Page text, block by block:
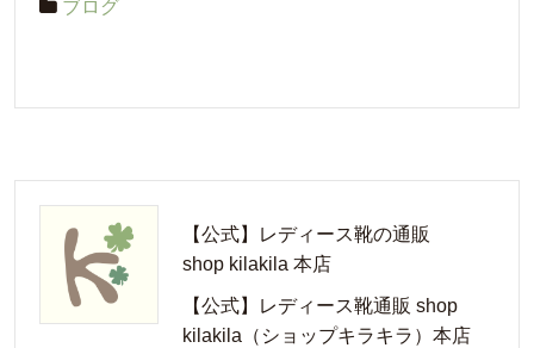
ブログ
【公式】レディース靴の通販
shop kilakila 本店
【公式】レディース靴通販 shop
kilakila（ショップキラキラ）本店